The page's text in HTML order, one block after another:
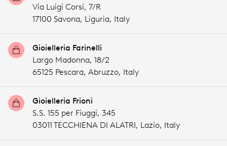
Via Luigi Corsi, 7/R
17100 Savona, Liguria, Italy
Gioielleria Farinelli
Largo Madonna, 18/2
65125 Pescara, Abruzzo, Italy
Gioielleria Frioni
S.S. 155 per Fiuggi, 345
03011 TECCHIENA DI ALATRI, Lazio, Italy